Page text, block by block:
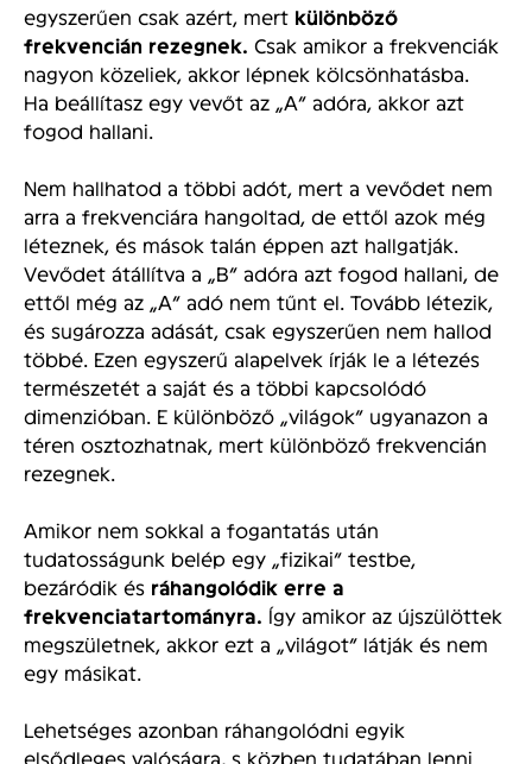
egyszerűen csak azért, mert különböző
frekvencián rezegnek. Csak amikor a frekvenciák
nagyon közeliek, akkor lépnek kölcsönhatásba.
Ha beállítasz egy vevőt az „A” adóra, akkor azt
fogod hallani.
Nem hallhatod a többi adót, mert a vevődet nem
arra a frekvenciára hangoltad, de ettől azok még
léteznek, és mások talán éppen azt hallgatják.
Vevődet átállítva a „B” adóra azt fogod hallani, de
ettől még az „A” adó nem tűnt el. Tovább létezik,
és sugározza adását, csak egyszerűen nem hallod
többé. Ezen egyszerű alapelvek írják le a létezés
természetét a saját és a többi kapcsolódó
dimenzióban. E különböző „világok” ugyanazon a
téren osztozhatnak, mert különböző frekvencián
rezegnek.
Amikor nem sokkal a fogantatás után
tudatosságunk belép egy „fizikai” testbe,
bezáródik és ráhangolódik erre a
frekvenciatartományra. Így amikor az újszülöttek
megszületnek, akkor ezt a „világot” látják és nem
egy másikat.
Lehetséges azonban ráhangolódni egyik
elsődleges valóságra, s közben tudatában lenni